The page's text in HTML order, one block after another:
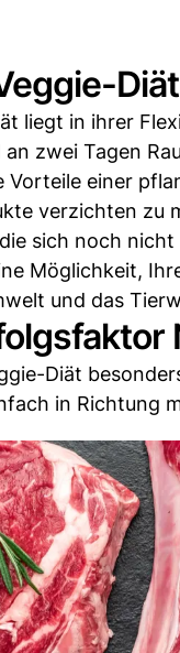
liegt in ihrer
zwei Tagen
Vorteile einer
verzichten zu
sich noch
Möglichkeit,
und das
Diät
in Richtung